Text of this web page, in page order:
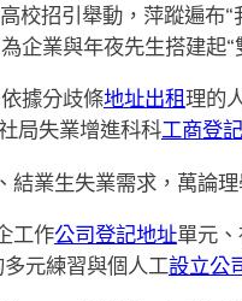
引舉動，萍蹤遍布“
企業與年夜先生搭建起“
據分歧條地址出租理的
局失業增進科科工商登記
結業生失業需求，萬論
工作公司登記地址單元
元練習與個人工設立公